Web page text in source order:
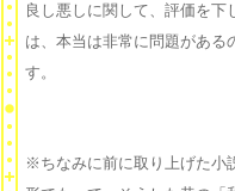
良し悪しに関して、評価を
は、本当は非常に問題がある
す。
※ちなみに前に取り上げた小